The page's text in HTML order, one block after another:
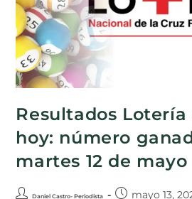
Resultados Lotería
hoy: número
martes 12 de mayo
Daniel Castro- Periodista mayo 13,